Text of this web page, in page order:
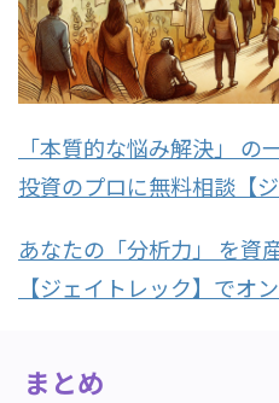
「本質的な悩み解決」
投資のプロに無料相談【
あなたの「分析力」 を資
【ジェイトレック】でオ
まとめ